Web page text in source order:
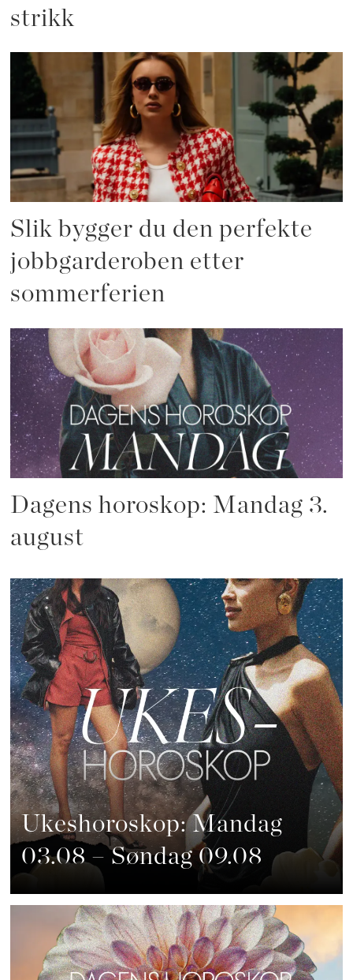
strikk
Slik bygger du den perfekte
jobbgarderoben etter
sommerferien
Dagens horoskop: Mandag 3.
august
Ukeshoroskop: Mandag
03.08 – Søndag 09.08